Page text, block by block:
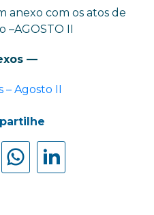
anexo com os atos de
–AGOSTO II
—
– Agosto II